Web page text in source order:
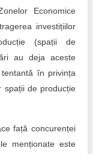
Economice
investițiilor
(spații de
au deja aceste
în privința
spații de producție
față concurenței
menționate este